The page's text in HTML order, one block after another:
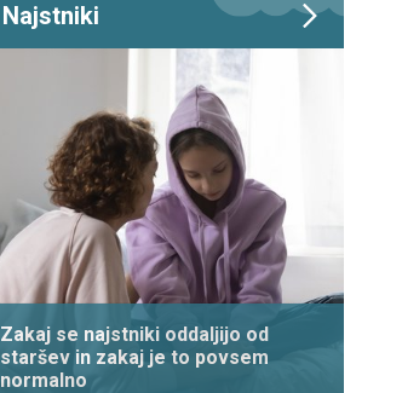
Najstniki
Zakaj se najstniki oddaljijo od
staršev in zakaj je to povsem
normalno